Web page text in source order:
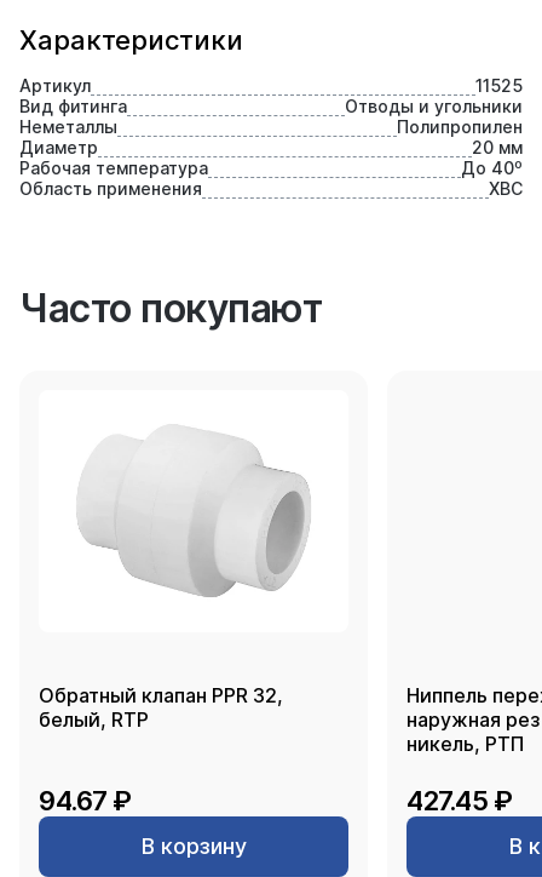
Характеристики
Артикул
11525
Вид фитинга
Отводы и угольники
Неметаллы
Полипропилен
Диаметр
20 мм
Рабочая температура
До 40⁰
Область применения
ХВС
Часто покупают
Обратный клапан PPR 32,
белый, RTP
94.67 ₽
В корзину
Ниппель
наружная
никель, РТП
427.45 ₽
В